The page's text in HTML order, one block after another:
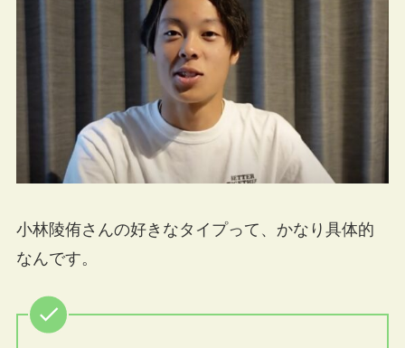
小林陵侑さんの好きなタイプって、かなり具体的
なんです。